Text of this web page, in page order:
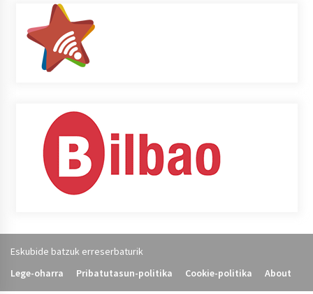
Eskubide batzuk erreserbaturik
Lege-oharra
Pribatutasun-politika Cookie-politika About